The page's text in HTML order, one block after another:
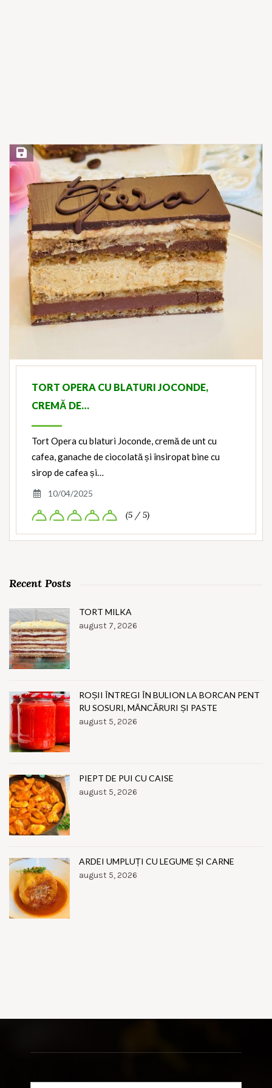
Save Recipe
TORT OPERA CU BLATURI JOCONDE,
CREMĂ DE…
Tort Opera cu blaturi Joconde, cremă de unt cu
cafea, ganache de ciocolată și însiropat bine cu
sirop de cafea și…
10/04/2025
(5 / 5)
Recent Posts
TORT MILKA
august 7, 2026
ROȘII ÎNTREGI ÎN BULION LA BORCAN PENT
RU SOSURI, MÂNCĂRURI ȘI PASTE
august 5, 2026
PIEPT DE PUI CU CAISE
august 5, 2026
ARDEI UMPLUȚI CU LEGUME ȘI CARNE
august 5, 2026
Search